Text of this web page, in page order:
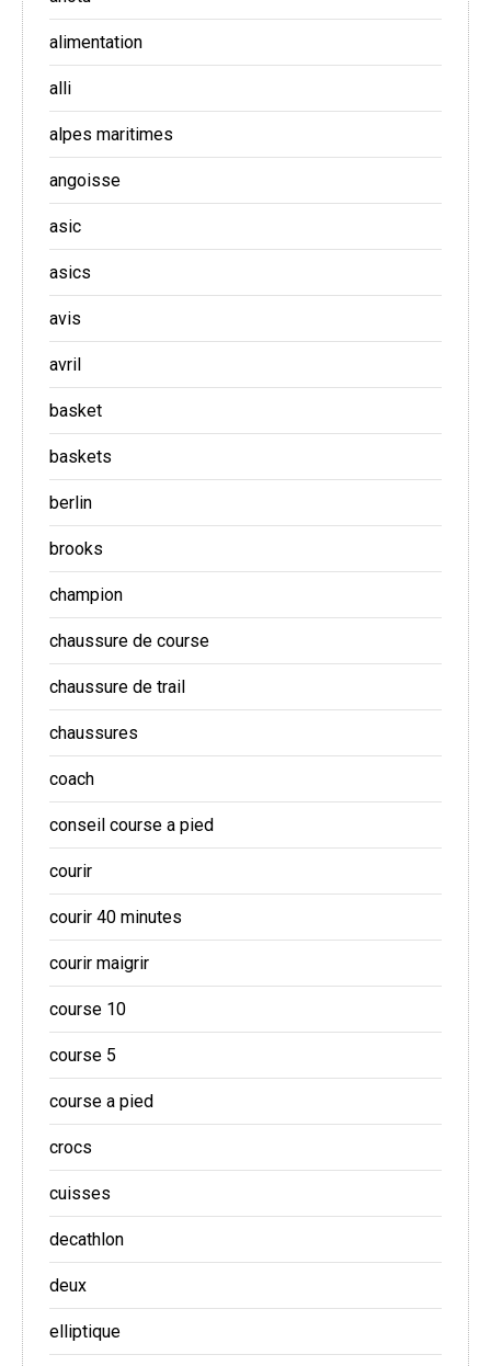
alimentation
alli
alpes maritimes
angoisse
asic
asics
avis
avril
basket
baskets
berlin
brooks
champion
chaussure de course
chaussure de trail
chaussures
coach
conseil course a pied
courir
courir 40 minutes
courir maigrir
course 10
course 5
course a pied
crocs
cuisses
decathlon
deux
elliptique